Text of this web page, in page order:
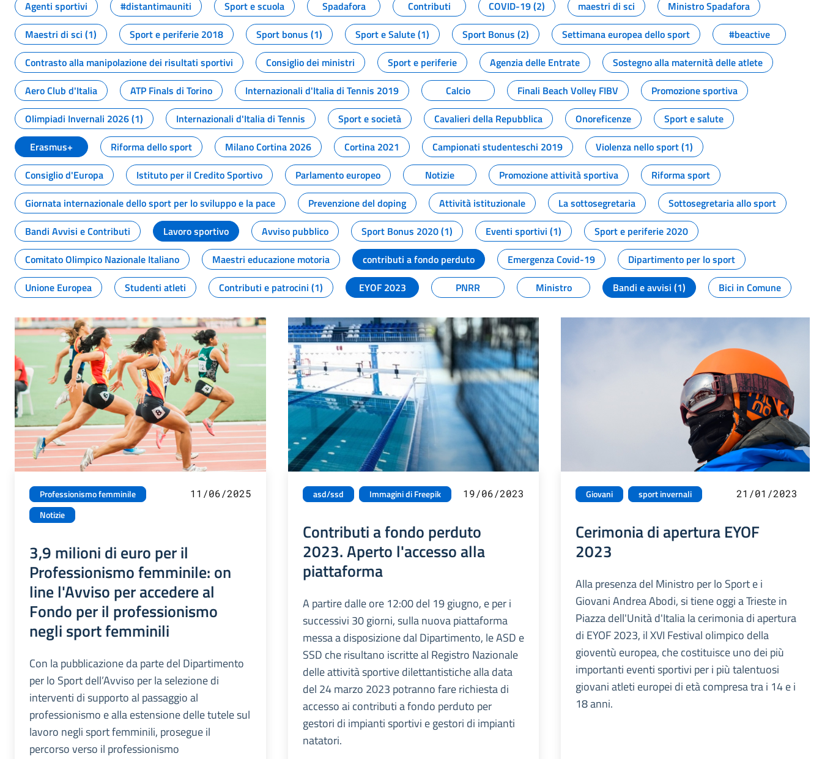
Agenti sportivi
#distantimauniti Sport e scuola Spadafora Contributi COVID-19 (2) maestri di sci
Ministro Spadafora
Maestri di sci (1)
Sport e periferie 2018 Sport bonus (1) Sport e Salute (1) Sport Bonus (2) Settimana europea dello sport
#beactive
Contrasto alla manipolazione dei risultati sportivi
Consiglio dei ministri Sport e periferie Agenzia delle Entrate
Sostegno alla maternità delle atlete
Aero Club d'Italia
ATP Finals di Torino Internazionali d'Italia di Tennis 2019 Calcio Finali Beach Volley FIBV
Promozione sportiva
Olimpiadi Invernali 2026 (1)
Internazionali d'Italia di Tennis Sport e società Cavalieri della Repubblica Onoreficenze
Sport e salute
Erasmus+
Riforma dello sport Milano Cortina 2026 Cortina 2021 Campionati studenteschi 2019
Violenza nello sport (1)
Consiglio d'Europa
Istituto per il Credito Sportivo Parlamento europeo Notizie Promozione attività sportiva
Riforma sport
Giornata internazionale dello sport per lo sviluppo e la pace
Prevenzione del doping Attività istituzionale La sottosegretaria
Sottosegretaria allo sport
Bandi Avvisi e Contributi
Lavoro sportivo Avviso pubblico Sport Bonus 2020 (1) Eventi sportivi (1)
Sport e periferie 2020
Comitato Olimpico Nazionale Italiano
Maestri educazione motoria contributi a fondo perduto Emergenza Covid-19
Dipartimento per lo sport
Unione Europea
Studenti atleti Contributi e patrocini (1) EYOF 2023 PNRR Ministro Bandi e avvisi (1) Bici in Comune
Professionismo femminile
Notizie
11/06/2025
3,9 milioni di euro per il
Professionismo femminile: on
line l'Avviso per accedere al
Fondo per il professionismo
negli sport femminili
Con la pubblicazione da parte del Dipartimento
per lo Sport dell’Avviso per la selezione di
interventi di supporto al passaggio al
professionismo e alla estensione delle tutele sul
lavoro negli sport femminili, prosegue il
percorso verso il professionismo
asd/ssd Immagini di Freepik 19/06/2023
Contributi a fondo perduto
2023. Aperto l'accesso alla
piattaforma
A partire dalle ore 12:00 del 19 giugno, e per i
successivi 30 giorni, sulla nuova piattaforma
messa a disposizione dal Dipartimento, le ASD e
SSD che risultano iscritte al Registro Nazionale
delle attività sportive dilettantistiche alla data
del 24 marzo 2023 potranno fare richiesta di
accesso ai contributi a fondo perduto per
gestori di impianti sportivi e gestori di impianti
natatori.
Giovani sport invernali 21/01/2023
Cerimonia di apertura EYOF
2023
Alla presenza del Ministro per lo Sport e i
Giovani Andrea Abodi, si tiene oggi a Trieste in
Piazza dell'Unità d'Italia la cerimonia di apertura
di EYOF 2023, il XVI Festival olimpico della
gioventù europea, che costituisce uno dei più
importanti eventi sportivi per i più talentuosi
giovani atleti europei di età compresa tra i 14 e i
18 anni.